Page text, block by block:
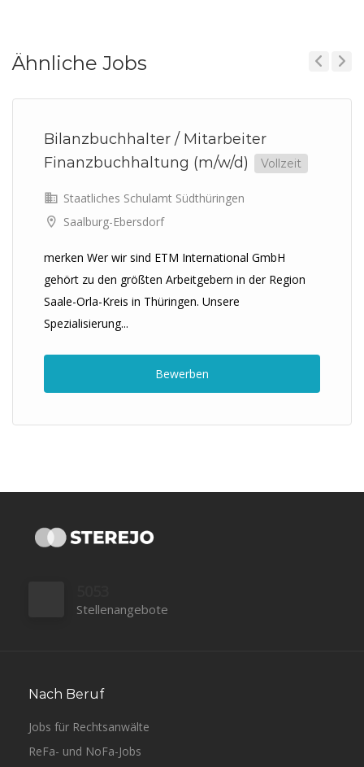
Ähnliche Jobs
Bilanzbuchhalter / Mitarbeiter
Finanzbuchhaltung (m/w/d)
Vollzeit
Staatliches Schulamt Südthüringen
Saalburg-Ebersdorf
merken Wer wir sind ETM International GmbH
gehört zu den größten Arbeitgebern in der Region
Saale-Orla-Kreis in Thüringen. Unsere
Spezialisierung...
Bewerben
Stellenangebote
Nach Beruf
Jobs für Rechtsanwälte
ReFa- und NoFa-Jobs